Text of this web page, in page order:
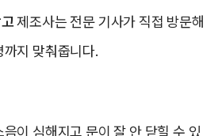
제조사는 전문 기사가 직접 방문해
지 맞춰줍니다.
이 심해지고 문이 잘 안 닫힐 수 있